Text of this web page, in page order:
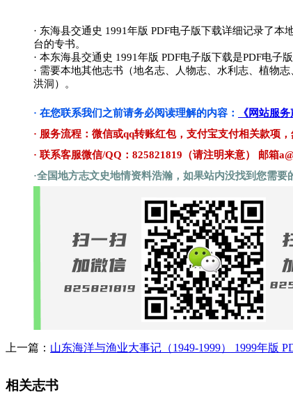
· 东海县交通史 1991年版 PDF电子版下载详细记录了
台的专书。
· 本东海县交通史 1991年版 PDF电子版下载是PDF电
· 需要本地其他志书（地名志、人物志、水利志、植物
洪洞）。
· 在您联系我们之前请务必阅读理解的内容： 《网站服务
· 服务流程：微信或qq转账红包，支付宝支付相关款项
· 联系客服微信/QQ：825821819（请注明来意） 邮箱
·全国地方志文史地情资料浩瀚，如果站内没找到您需
上一篇： 山东海洋与渔业大事记（1949-1999） 1999年版
相关志书